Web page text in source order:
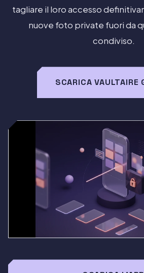
tagliare il loro accesso
nuove foto private fuori da
condiviso.
SCARICA VAULTAIRE